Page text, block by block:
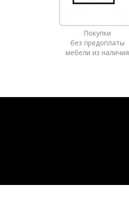
Покупки
без предоплаты
мебели из наличия